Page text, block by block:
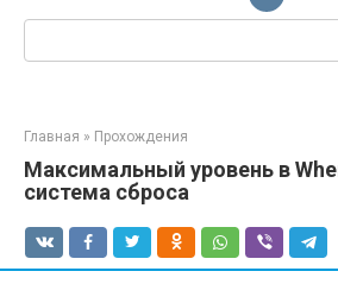
Поиск:
Главная » Прохождения
Максимальный уровень в
система сброса